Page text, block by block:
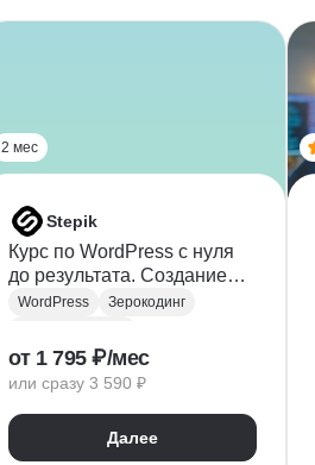
2 мес
Stepik
Курс по WordPress с нуля
до результата. Создание
сайтов без кода
WordPress
Зерокодинг
Разработка
от 1 795 ₽/мес
или сразу 3 590 ₽
Далее